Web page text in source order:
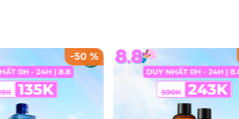
-50 %